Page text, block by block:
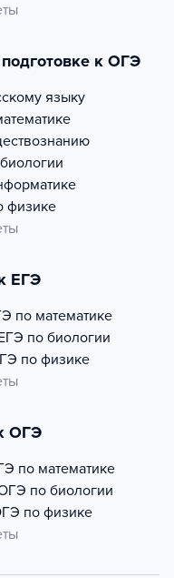
к ОГЭ
языку
физике
ЕГЭ
по математике
по биологии
по физике
ОГЭ
по математике
по биологии
по физике